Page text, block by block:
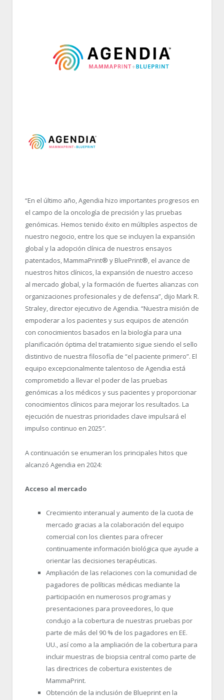
“En el último año, Agendia hizo importantes progresos en
el campo de la oncología de precisión y las pruebas
genómicas. Hemos tenido éxito en múltiples aspectos de
nuestro negocio, entre los que se incluyen la expansión
global y la adopción clínica de nuestros ensayos
patentados, MammaPrint® y BluePrint®, el avance de
nuestros hitos clínicos, la expansión de nuestro acceso
al mercado global, y la formación de fuertes alianzas con
organizaciones profesionales y de defensa”, dijo Mark R.
Straley, director ejecutivo de Agendia. “Nuestra misión de
empoderar a los pacientes y sus equipos de atención
con conocimientos basados en la biología para una
planificación óptima del tratamiento sigue siendo el sello
distintivo de nuestra filosofía de “el paciente primero”. El
equipo excepcionalmente talentoso de Agendia está
comprometido a llevar el poder de las pruebas
genómicas a los médicos y sus pacientes y proporcionar
conocimientos clínicos para mejorar los resultados. La
ejecución de nuestras prioridades clave impulsará el
impulso continuo en 2025″.
A continuación se enumeran los principales hitos que
alcanzó Agendia en 2024:
Acceso al mercado
Crecimiento interanual y aumento de la cuota de
mercado gracias a la colaboración del equipo
comercial con los clientes para ofrecer
continuamente información biológica que ayude a
orientar las decisiones terapéuticas.
Ampliación de las relaciones con la comunidad de
pagadores de políticas médicas mediante la
participación en numerosos programas y
presentaciones para proveedores, lo que
condujo a la cobertura de nuestras pruebas por
parte de más del 90 % de los pagadores en EE.
UU., así como a la ampliación de la cobertura para
incluir muestras de biopsia central como parte de
las directrices de cobertura existentes de
MammaPrint.
Obtención de la inclusión de Blueprint en la